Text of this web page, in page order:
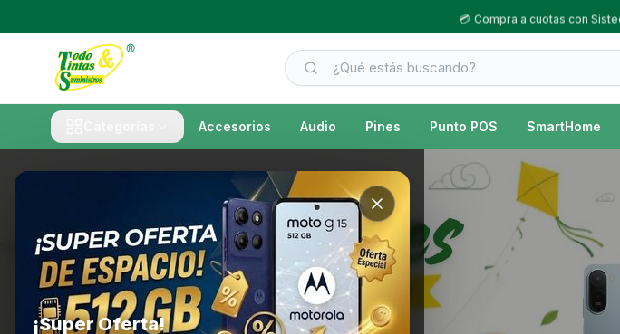
💳 Compra a cuotas con
Accesorios Audio Pines Punto POS SmartHome
¡Super Oferta!